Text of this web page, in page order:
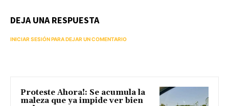
DEJA UNA RESPUESTA
INICIAR SESIÓN PARA DEJAR UN COMENTARIO
Proteste Ahora!: Se acumula la
maleza que ya impide ver bien